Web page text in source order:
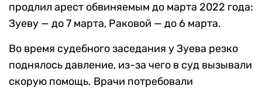
продлил арест обвиняемым до марта 2022 года:
Зуеву — до 7 марта, Раковой — до 6 марта.
Во время судебного заседания у Зуева резко
поднялось давление, из-за чего в суд вызывали
скорую помощь. Врачи потребовали